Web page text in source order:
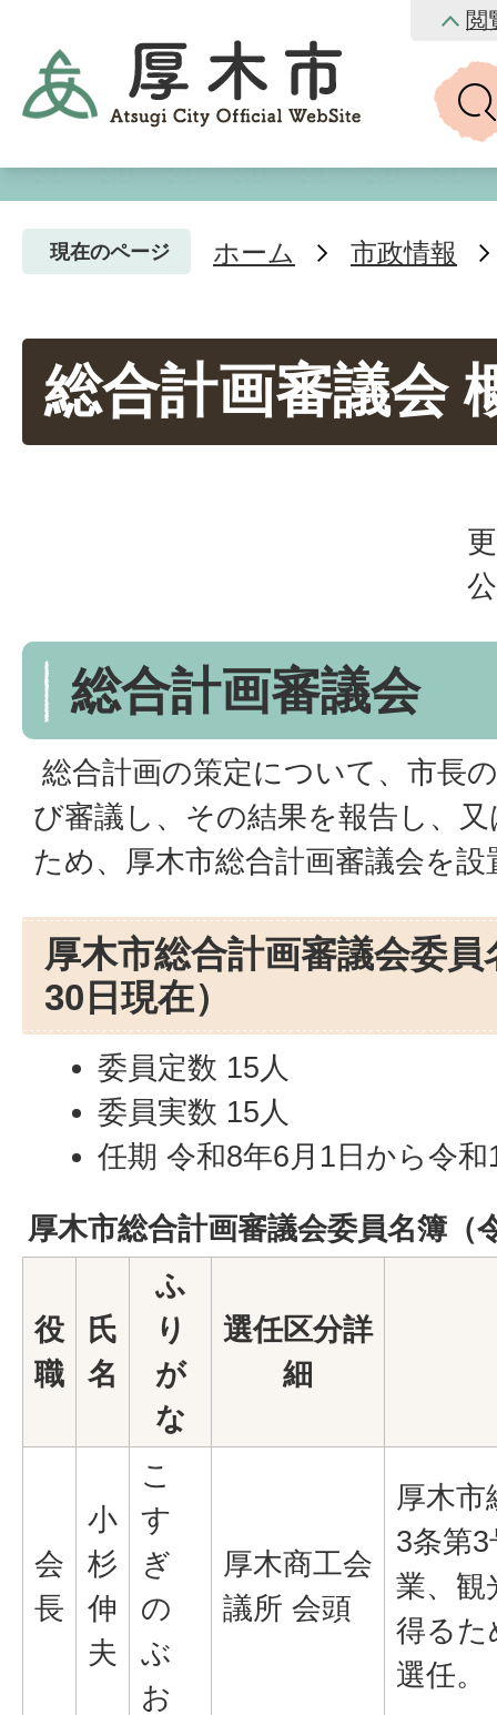
閲
現在のページ ホーム 市政情報
総合計画審議会
総合計画審議会
総合計画の策定について、市長
び審議し、その結果を報告し、
ため、厚木市総合計画審議会を
厚木市総合計画審議会委
30日現在）
委員定数 15人
委員実数 15人
任期 令和8年6月1日から令
厚木市総合計画審議会委員名簿（
役
職
氏
名
ふ
り
が
な
選任区分詳
細
会
長
小
杉
伸
夫
こ
す
ぎ
の
ぶ
お
厚木商工会
議所 会頭
厚木市
3条第
業、観
得るた
選任。